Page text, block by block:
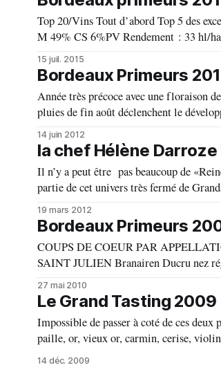
Top 20/Vins Tout d’abord Top 5 des exceptionnels : Palmer (Margaux) 55 ha Vendanges du 22 septembre au 14 octobre Assemblage : 45%
M 49% CS 6%PV Rendement : 33 hl/ha Depuis 200 ans Château Palmer continue d’écrire son histoire de millésime en millésime, acquis
en 1814 par
15 juil. 2015
Bordeaux Primeurs
Année très précoce avec une floraison
pluies de fin août déclenchent le
14 juin 2012
la chef Hélène
Il n’y a peut être pas beaucoup de
partie de cet univers très fermé de Grands Chefs. Quatrième génération d’une famille de cuisinier, la
l’occasion de
19 mars 2012
Bordeaux Primeurs
COUPS DE COEUR PAR
SAINT JULIEN Branairen Ducru nez réglisse, fruits noirs mûrs, petit coté boisé, bouche très riche avec milieu cassis, fruits noirs, réglisse,
27 mai 2010
Le Grand Tasting 2009
Impossible de passer à coté de ces deux pépites : Château d’Yquem 1949, Sauternes Château de la Gardine 1952,
paille, or, vieux or, carmin, cerise,
14 déc. 2009